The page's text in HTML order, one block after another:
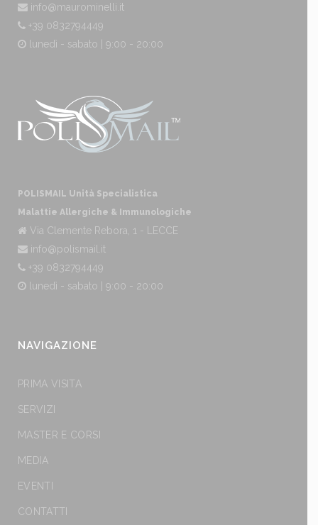
info@maurominelli.it
+39 0832794449
lunedì - sabato | 9:00 - 20:00
POLISMAIL Unità Specialistica
Malattie Allergiche & Immunologiche
Via Clemente Rebora, 1 - LECCE
info@polismail.it
+39 0832794449
lunedì - sabato | 9:00 - 20:00
NAVIGAZIONE
PRIMA VISITA
SERVIZI
MASTER E CORSI
MEDIA
EVENTI
CONTATTI